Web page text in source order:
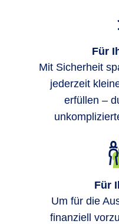
Für
Mit Sicherheit
jederzeit
erfüllen –
Für
Um für die
finanziell